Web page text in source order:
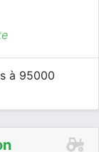
à 95000